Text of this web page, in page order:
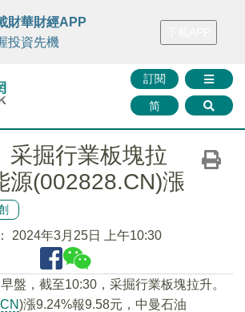
FINTV FINMETA 財華證券 媒體矩陣
訂閱
简
財華財經APP
投資先機
采掘行業板塊拉
源(002828.CN)漲
2024年3月25日 上午10:30
盤，截至10:30，采掘行業板塊拉升。
)漲9.24%報9.58元，中曼石油